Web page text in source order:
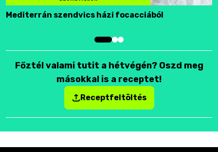
Mediterrán szendvics házi focacciából
Főztél valami tutit a hétvégén? Oszd meg
másokkal is a receptet!
Receptfeltöltés